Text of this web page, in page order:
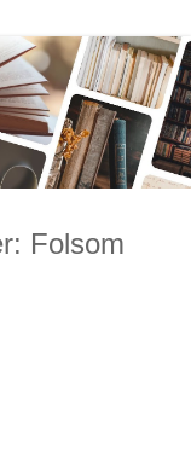
Folsom